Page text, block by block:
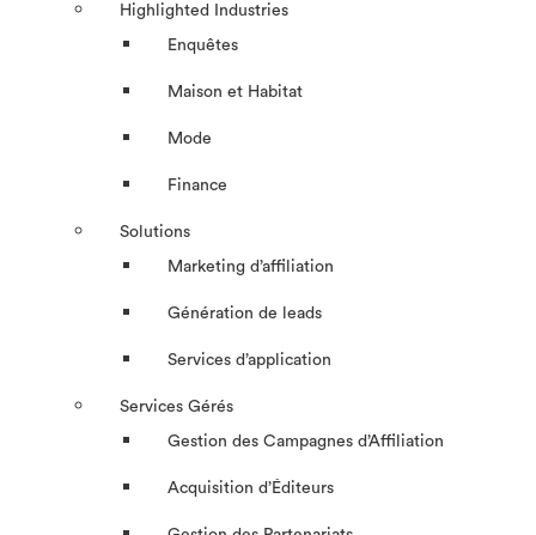
Highlighted Industries
Enquêtes
Maison et Habitat
Mode
Finance
Solutions
Marketing d’affiliation
Génération de leads
Services d’application
Services Gérés
Gestion des Campagnes d’Affiliation​
Acquisition d’Éditeurs